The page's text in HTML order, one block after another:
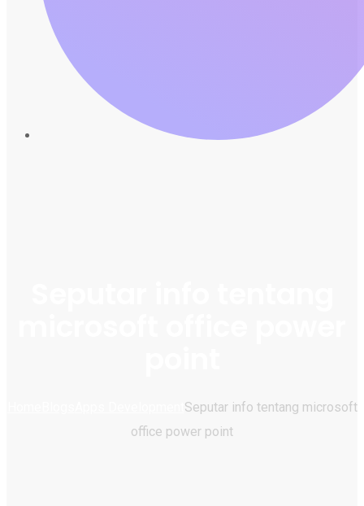
Seputar info tentang microsoft
office power point